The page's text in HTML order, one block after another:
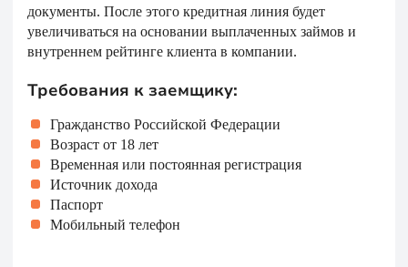
документы. После этого кредитная линия будет
увеличиваться на основании выплаченных займов и
внутреннем рейтинге клиента в компании.
Требования к заемщику:
Гражданство Российской Федерации
Возраст от 18 лет
Временная или постоянная регистрация
Источник дохода
Паспорт
Мобильный телефон